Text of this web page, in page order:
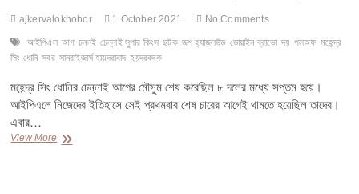
ajkervalokhobor 1 October 2021 No Comments
আইপিএল আগ চননই চেন্নাই সুপার কিংস ছটক জশ হ্যাজলউড ডোয়াইন ব্রাভো দয় পলঅফ মহেন্দ্র
সিং ধোনি সবর সানরাইজার্স হায়দরাবাদ হয়দরবদক
মহেন্দ্র সিং ধোনির চেন্নাই আগের মৌসুম শেষ করেছিল ৮ দলের মধ্যে সপ্তম হয়ে।
আইপিএলে নিজেদের ইতিহাসে সেই প্রথমবার শেষ চারের আগেই থামতে হয়েছিল তাদের।
এবার…
View Moreহায়দরাবাদকে